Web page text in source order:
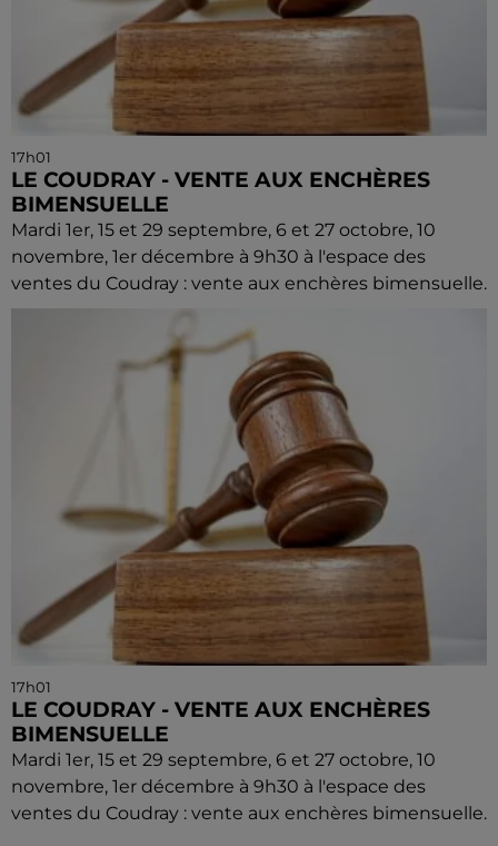
17h01
LE COUDRAY - VENTE AUX ENCHÈRES
BIMENSUELLE
Mardi 1er, 15 et 29 septembre, 6 et 27 octobre, 10
novembre, 1er décembre à 9h30 à l'espace des
ventes du Coudray : vente aux enchères bimensuelle.
17h01
LE COUDRAY - VENTE AUX ENCHÈRES
BIMENSUELLE
Mardi 1er, 15 et 29 septembre, 6 et 27 octobre, 10
novembre, 1er décembre à 9h30 à l'espace des
ventes du Coudray : vente aux enchères bimensuelle.